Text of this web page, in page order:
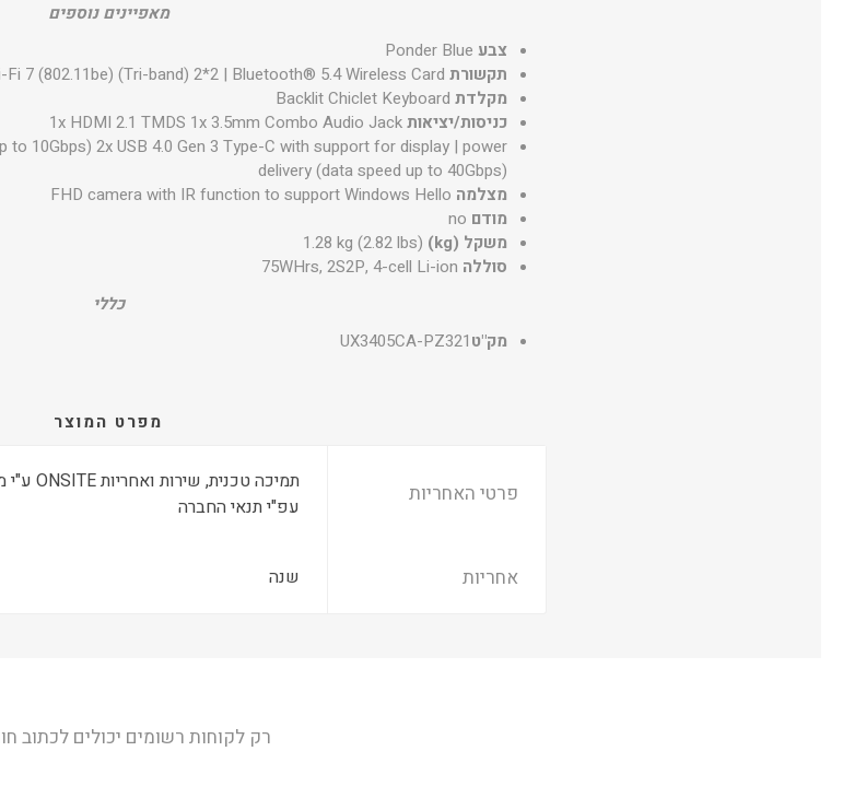
מאפיינים נוספים
צבע Ponder Blue
תקשורת Fi 7 (802.11be) (Tri-band) 2*2 | Bluetooth® 5.4 Wireless Card
מקלדת Backlit Chiclet Keyboard
כניסות/יציאות1x HDMI 2.1 TMDS 1x 3.5mm Combo Audio Jack
to 10Gbps) 2x USB 4.0 Gen 3 Type-C with support for display | power
delivery (data speed up to 40Gbps)
מצלמה FHD camera with IR function to support Windows Hello
מודם no
משקל (kg)
1.28 kg (2.82 lbs)
סוללה 75WHrs, 2S2P, 4-cell Li-ion
כללי
מק"טUX3405CA-PZ321
מפרט המוצר
פרטי האחריות
עפ"י תנאי החברה
אחריות שנה
רק לקוחות רשומים יכולים לכתוב